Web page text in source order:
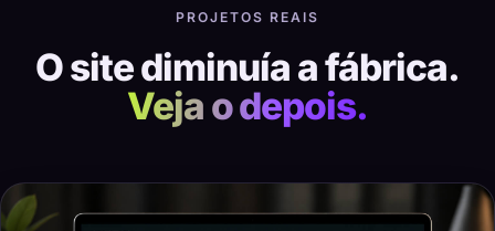
PROJETOS REAIS
O site diminuía a fábrica.
Veja o depois.